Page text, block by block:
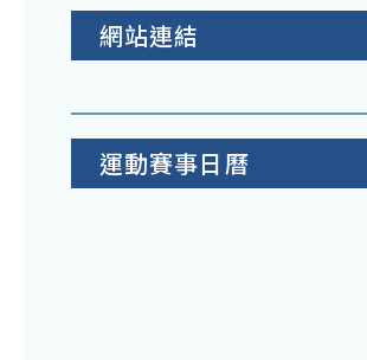
網站連結
運動賽事日曆